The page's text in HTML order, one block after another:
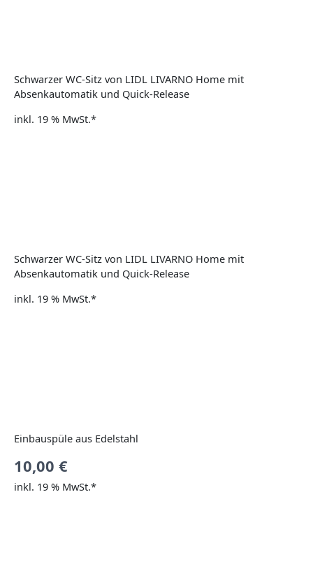
Schwarzer WC-Sitz von LIDL LIVARNO Home mit
Absenkautomatik und Quick-Release
inkl. 19 % MwSt.*
Schwarzer WC-Sitz von LIDL LIVARNO Home mit
Absenkautomatik und Quick-Release
inkl. 19 % MwSt.*
Einbauspüle aus Edelstahl
10,00 €
inkl. 19 % MwSt.*